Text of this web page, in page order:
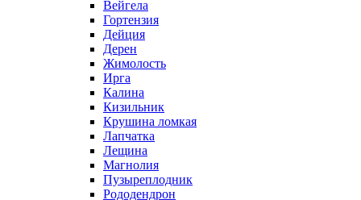
Вейгела
Гортензия
Дейция
Дерен
Жимолость
Ирга
Калина
Кизильник
Крушина ломкая
Лапчатка
Лещина
Магнолия
Пузыреплодник
Рододендрон